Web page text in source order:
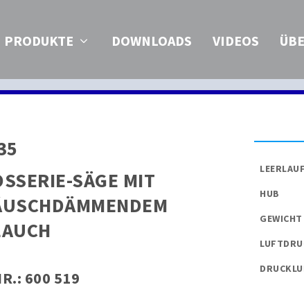
PRODUKTE DOWNLOADS VIDEOS
SÄGE MIT
600 519
HUB
GEWICHT